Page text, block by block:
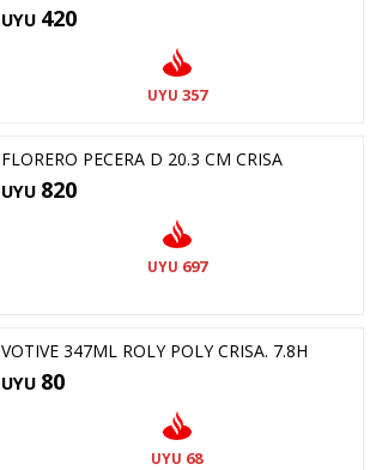
UYU 420
UYU 357
FLORERO PECERA D 20.3 CM CRISA
UYU 820
UYU 697
VOTIVE 347ML ROLY POLY CRISA. 7.8H
UYU 80
UYU 68